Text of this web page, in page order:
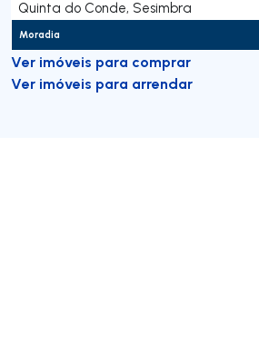
Quinta do Conde, Sesimbra
Moradia
Ver imóveis para comprar
Ver imóveis para arrendar